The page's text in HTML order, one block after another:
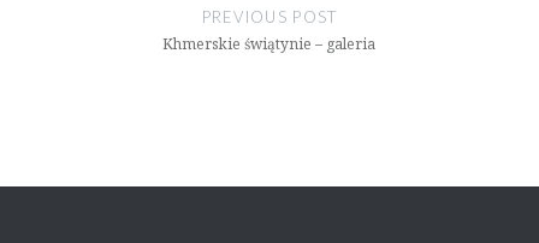
PREVIOUS POST
Khmerskie świątynie – galeria